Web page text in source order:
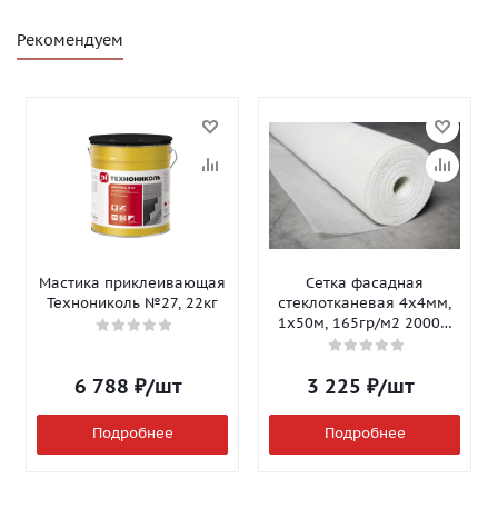
Рекомендуем
Мастика приклеивающая
Технониколь №27, 22кг
6 788 ₽/шт
Подробнее
Сетка фасадная
стеклотканевая 4х4мм,
1х50м, 165гр/м2 2000Н
Isomax-165
3 225 ₽/шт
Подробнее